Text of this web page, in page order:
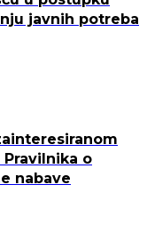
javnih potreba
o
nabave